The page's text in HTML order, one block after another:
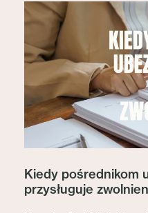
Kiedy pośrednikom
przysługuje